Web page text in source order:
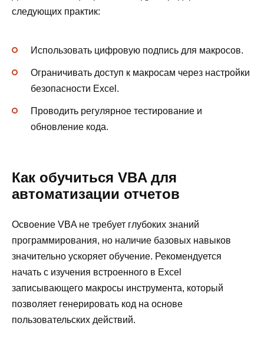
следующих практик:
Использовать цифровую подпись для макросов.
Ограничивать доступ к макросам через настройки
безопасности Excel.
Проводить регулярное тестирование и
обновление кода.
Как обучиться VBA для
автоматизации отчетов
Освоение VBA не требует глубоких знаний
программирования, но наличие базовых навыков
значительно ускоряет обучение. Рекомендуется
начать с изучения встроенного в Excel
записывающего макросы инструмента, который
позволяет генерировать код на основе
пользовательских действий.